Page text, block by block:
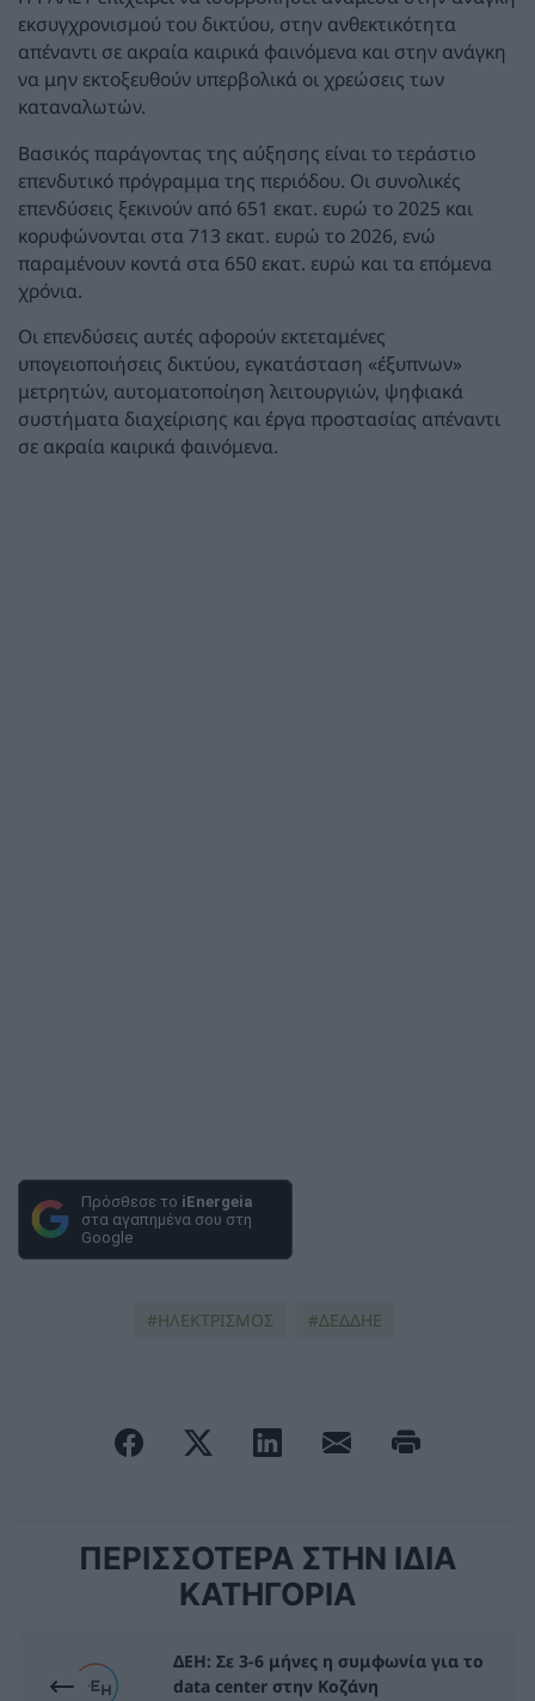
εκσυγχρονισμού του δικτύου, στην ανθεκτικότητα
απέναντι σε ακραία καιρικά φαινόμενα και στην ανάγκη
να μην εκτοξευθούν υπερβολικά οι χρεώσεις των
καταναλωτών.
Βασικός παράγοντας της αύξησης είναι το τεράστιο
επενδυτικό πρόγραμμα της περιόδου. Οι συνολικές
επενδύσεις ξεκινούν από 651 εκατ. ευρώ το 2025 και
κορυφώνονται στα 713 εκατ. ευρώ το 2026, ενώ
παραμένουν κοντά στα 650 εκατ. ευρώ και τα επόμενα
χρόνια.
Οι επενδύσεις αυτές αφορούν εκτεταμένες
υπογειοποιήσεις δικτύου, εγκατάσταση «έξυπνων»
μετρητών, αυτοματοποίηση λειτουργιών, ψηφιακά
συστήματα διαχείρισης και έργα προστασίας απέναντι
σε ακραία καιρικά φαινόμενα.
Πρόσθεσε το iEnergeia
στα αγαπημένα σου στη
Google
ΗΛΕΚΤΡΙΣΜΟΣ ΔΕΔΔΗΕ
ΠΕΡΙΣΣΟΤΕΡΑ ΣΤΗΝ ΙΔΙΑ
ΚΑΤΗΓΟΡΙΑ
ΔΕΗ: Σε 3-6 μήνες η συμφωνία για το
data center στην Κοζάνη